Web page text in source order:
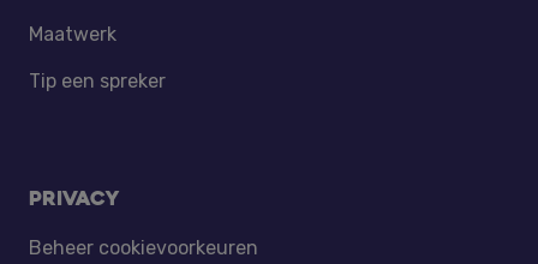
Maatwerk
Tip een spreker
Privacy
Beheer cookievoorkeuren